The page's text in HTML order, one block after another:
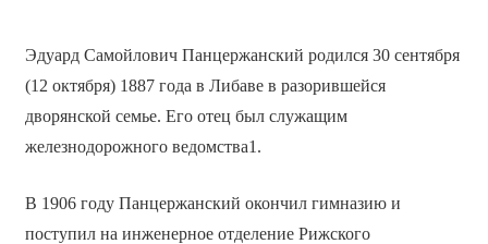
Эдуард Самойлович Панцержанский родился 30 сентября
(12 октября) 1887 года в Либаве в разорившейся
дворянской семье. Его отец был служащим
железнодорожного ведомства1.
В 1906 году Панцержанский окончил гимназию и
поступил на инженерное отделение Рижского